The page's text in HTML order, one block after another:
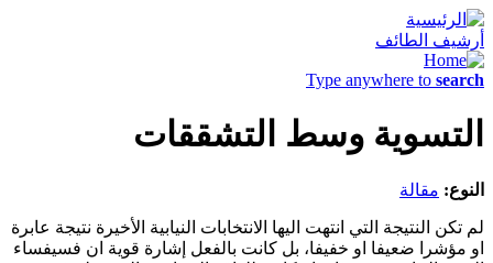
أرشيف الطائف
Type anywhere to search
التسوية وسط التشققات
النوع: مقالة
لم تكن النتيجة التي انتهت اليها الانتخابات النيابية الأخيرة نتيجة عابرة
او مؤشرا ضعيفا او خفيفا، بل كانت بالفعل إشارة قوية ان فسيفساء